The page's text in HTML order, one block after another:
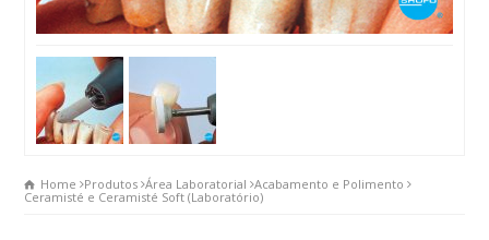
Home Produtos Área Laboratorial Acabamento e Polimento
Ceramisté e Ceramisté Soft (Laboratório)